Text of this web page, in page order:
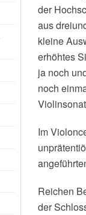
der
aus
kleine
erhöhtes
ja noch
noch
Im
Reichen
der